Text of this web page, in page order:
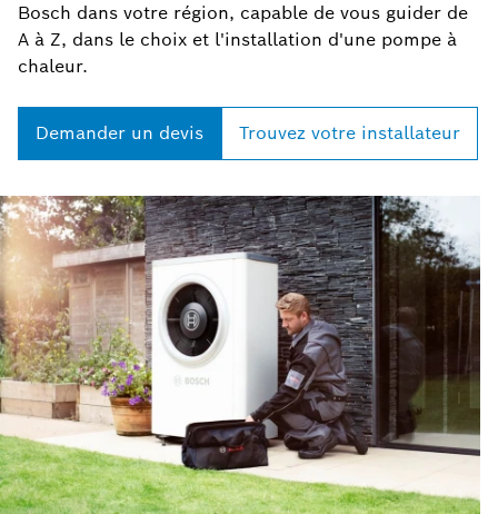
Bosch dans votre région, capable de vous guider de
A à Z, dans le choix et l'installation d'une pompe à
chaleur.
Demander un devis Trouvez votre installateur